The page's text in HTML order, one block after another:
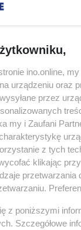
14
ino.online,
urządzeniu oraz
przez
my i Zaufani
z tych
klikając
z poniższymi
Szczegółowe